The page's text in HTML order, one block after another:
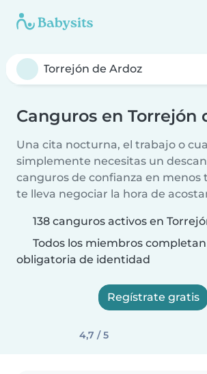
Canguros en Torrejón
Una cita nocturna, el trabajo o
simplemente necesitas un
canguros de confianza en menos
te lleva negociar la hora de
138 canguros activos en
Todos los miembros
obligatoria de identidad
Regístrate gratis
4,7 / 5